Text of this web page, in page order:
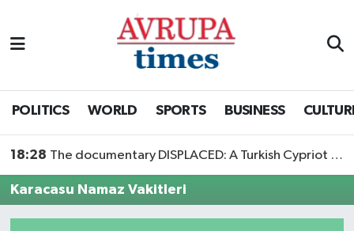
POLITICS WORLD SPORTS BUSINESS
18:28 The documentary DISPLACED: A Turkish Cypriot Story is now available to watch
Karacasu Namaz Vakitleri
Nöbetçi Eczaneler
Süper Lig Puan Durumu ve Fikstür